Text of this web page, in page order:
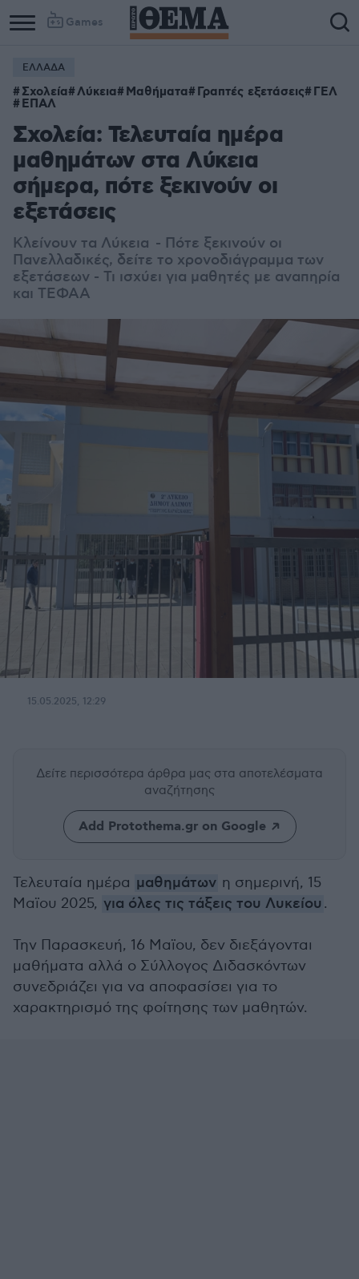
Games
ΕΛΛΑΔΑ
Σχολεία Λύκεια Μαθήματα Γραπτές εξετάσεις ΓΕΛ
ΕΠΑΛ
Σχολεία: Τελευταία ημέρα
μαθημάτων στα Λύκεια
σήμερα, πότε ξεκινούν οι
εξετάσεις
Κλείνουν τα Λύκεια - Πότε ξεκινούν οι
Πανελλαδικές, δείτε το χρονοδιάγραμμα των
εξετάσεων - Τι ισχύει για μαθητές με αναπηρία
και ΤΕΦΑΑ
15.05.2025, 12:29
Δείτε περισσότερα άρθρα μας στα αποτελέσματα
αναζήτησης
Add Protothema.gr on Google
Τελευταία ημέρα μαθημάτων η σημερινή, 15
Μαϊου 2025, για όλες τις τάξεις του Λυκείου .
Την Παρασκευή, 16 Μαϊου, δεν διεξάγονται
μαθήματα αλλά ο Σύλλογος Διδασκόντων
συνεδριάζει για να αποφασίσει για το
χαρακτηρισμό της φοίτησης των μαθητών.